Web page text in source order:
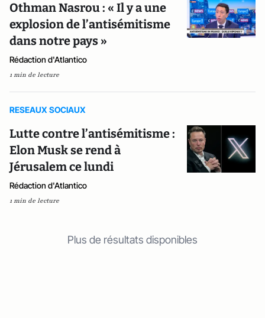
Othman Nasrou : « Il y a une
explosion de l’antisémitisme
dans notre pays »
Rédaction d'Atlantico
1 min de lecture
RESEAUX SOCIAUX
Lutte contre l’antisémitisme :
Elon Musk se rend à
Jérusalem ce lundi
Rédaction d'Atlantico
1 min de lecture
Plus de résultats disponibles